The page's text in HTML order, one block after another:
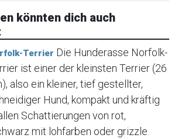
könnten dich auch
Terrier Die Hunderasse Norfolk-
ist einer der kleinsten Terrier (26
also ein kleiner, tief gestellter,
Hund, kompakt und kräftig
Schattierungen von rot,
mit lohfarben oder grizzle.